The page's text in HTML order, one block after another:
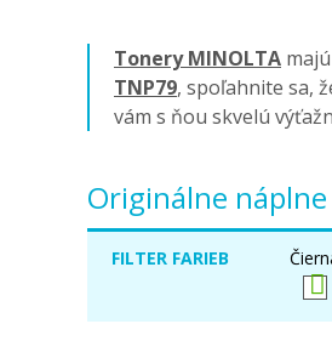
Tonery MINOLTA
TNP79, spoľahnite sa,
vám s ňou skvelú
Originálne náplne
FILTER FARIEB